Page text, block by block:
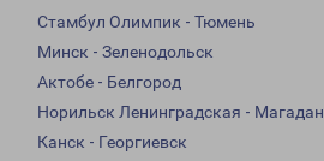
Стамбул Олимпик - Тюмень
Минск - Зеленодольск
Актобе - Белгород
Норильск Ленинградская - Магадан
Канск - Георгиевск